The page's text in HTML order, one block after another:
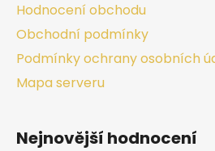
Hodnocení obchodu
Obchodní podmínky
Podmínky ochrany osobních
Mapa serveru
Nejnovější hodnocení